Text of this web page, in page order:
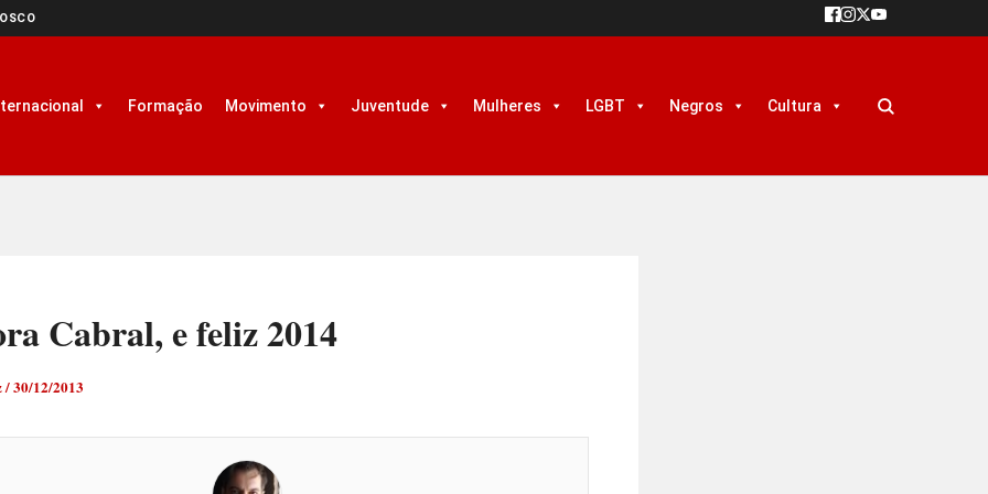
Formação Movimento Juventude Mulheres LGBT Negros Cultura
Cabral, e feliz 2014
/30/12/2013